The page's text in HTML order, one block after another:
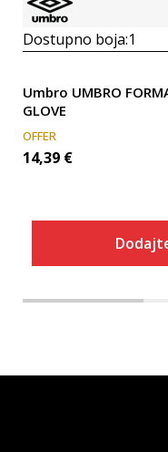
Dostupno boja:1
Umbro UMBRO
GLOVE
OFFER
14,39 €